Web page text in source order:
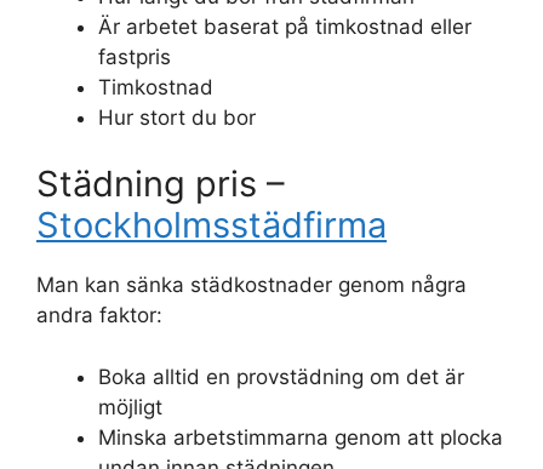
Är arbetet baserat på timkostnad eller
fastpris
Timkostnad
Hur stort du bor
Städning pris –
Stockholmsstädfirma
Man kan sänka städkostnader genom några
andra faktor:
Boka alltid en provstädning om det är
möjligt
Minska arbetstimmarna genom att plocka